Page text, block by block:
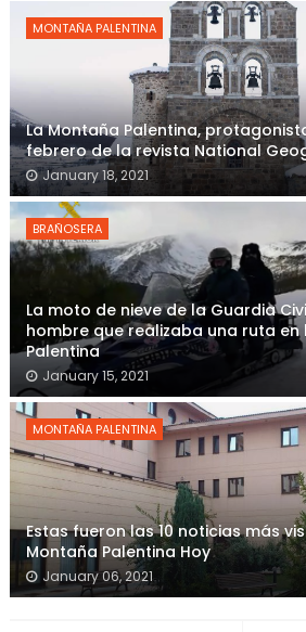
MONTAÑA PALENTINA
La Montaña Palentina,
febrero de la revista National
January 18, 2021
BRAÑOSERA
La moto de nieve de la Guardia
hombre que realizaba una ruta en
Palentina
January 15, 2021
MONTAÑA PALENTINA
Estas fueron las 10 noticias más
Montaña Palentina Hoy
January 06, 2021